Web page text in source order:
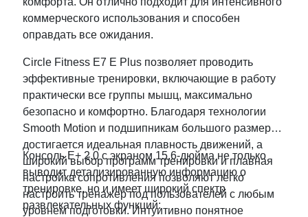
коммерческого использования и способен
оправдать все ожидания.
Circle Fitness E7 E Plus позволяет проводить
эффективные тренировки, включающие в работу
практически все группы мышц, максимально
безопасно и комфортно. Благодаря технологии
Smooth Motion и подшипникам большого размера
достигается идеальная плавность движений, а
широкий выбор программ тренировки и плавная
настройка сопротивления позволяют легко
настроить тренажер под пользователей с любым
уровнем подготовки. Интуитивно понятное
Консоль E+ 2.0 с экраном 15,6-дюйма не только
выводит детализированную информацию о
тренировке, но и имеет широкий спектр
развлекательных функций: